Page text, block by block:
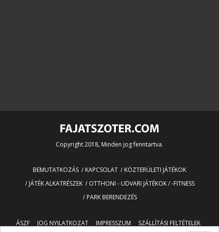
Copyright 2018, Minden jog fenntartva.
BEMUTATKOZÁS KAPCSOLAT
KÖZTERÜLETI JÁTÉKOK
JÁTÉK ALKATRÉSZEK
OTTHONI - UDVARI JÁTÉKOK / -FITNESS
PARK BERENDEZÉS
ÁSZF JOG NYILATKOZAT IMPRESSZUM
SZÁLLÍTÁSI FELTÉTELEK